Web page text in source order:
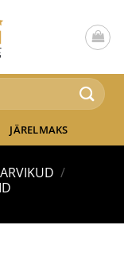
JÄRELMAKS
/